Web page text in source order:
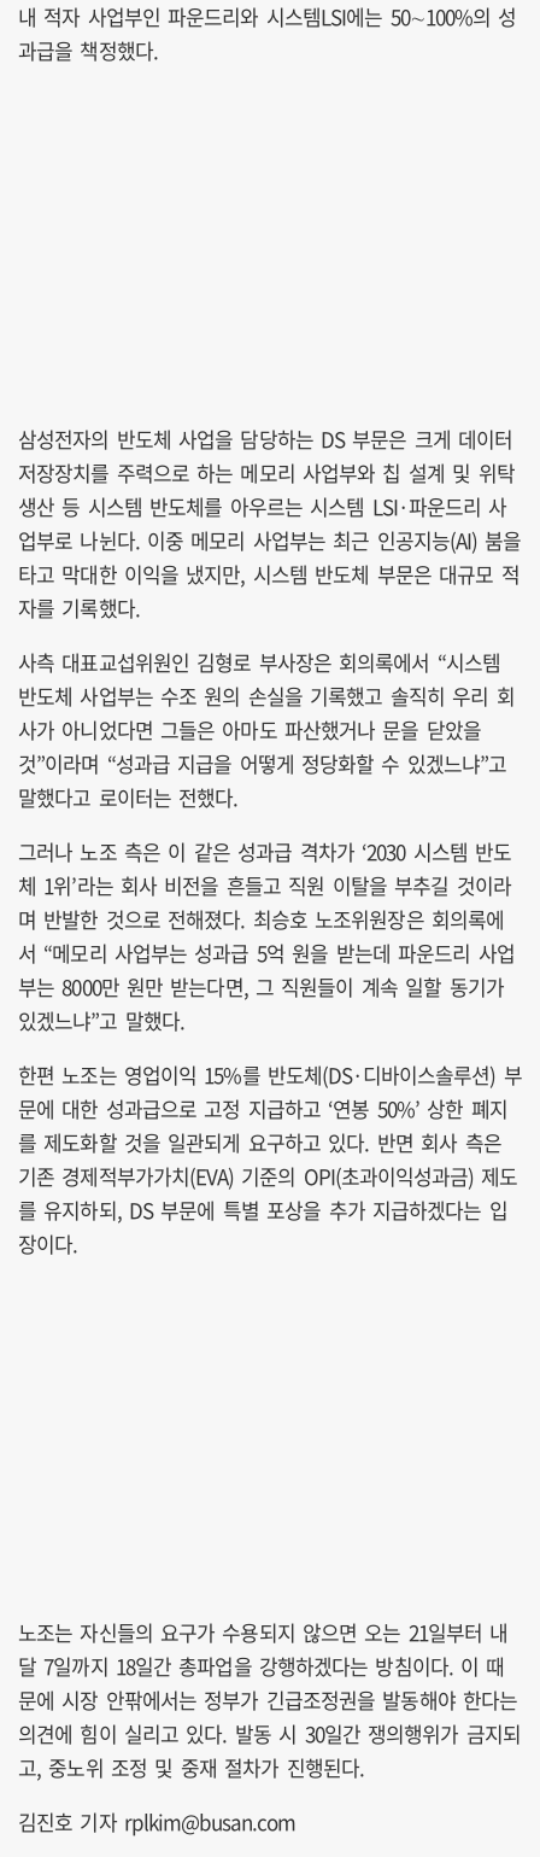
내 적자 사업부인 파운드리와 시스템LSI에는 50∼100%의 성
과급을 책정했다.
삼성전자의 반도체 사업을 담당하는 DS 부문은 크게 데이터
저장장치를 주력으로 하는 메모리 사업부와 칩 설계 및 위탁
생산 등 시스템 반도체를 아우르는 시스템 LSI·파운드리 사
업부로 나뉜다. 이중 메모리 사업부는 최근 인공지능(AI) 붐을
타고 막대한 이익을 냈지만, 시스템 반도체 부문은 대규모 적
자를 기록했다.
사측 대표교섭위원인 김형로 부사장은 회의록에서 “시스템
반도체 사업부는 수조 원의 손실을 기록했고 솔직히 우리 회
사가 아니었다면 그들은 아마도 파산했거나 문을 닫았을
것”이라며 “성과급 지급을 어떻게 정당화할 수 있겠느냐”고
말했다고 로이터는 전했다.
그러나 노조 측은 이 같은 성과급 격차가 ‘2030 시스템 반도
체 1위’라는 회사 비전을 흔들고 직원 이탈을 부추길 것이라
며 반발한 것으로 전해졌다. 최승호 노조위원장은 회의록에
서 “메모리 사업부는 성과급 5억 원을 받는데 파운드리 사업
부는 8000만 원만 받는다면, 그 직원들이 계속 일할 동기가
있겠느냐”고 말했다.
한편 노조는 영업이익 15%를 반도체(DS·디바이스솔루션) 부
문에 대한 성과급으로 고정 지급하고 ‘연봉 50%’ 상한 폐지
를 제도화할 것을 일관되게 요구하고 있다. 반면 회사 측은
기존 경제적부가가치(EVA) 기준의 OPI(초과이익성과금) 제도
를 유지하되, DS 부문에 특별 포상을 추가 지급하겠다는 입
장이다.
노조는 자신들의 요구가 수용되지 않으면 오는 21일부터 내
달 7일까지 18일간 총파업을 강행하겠다는 방침이다. 이 때
문에 시장 안팎에서는 정부가 긴급조정권을 발동해야 한다는
의견에 힘이 실리고 있다. 발동 시 30일간 쟁의행위가 금지되
고, 중노위 조정 및 중재 절차가 진행된다.
김진호 기자 rplkim@busan.com